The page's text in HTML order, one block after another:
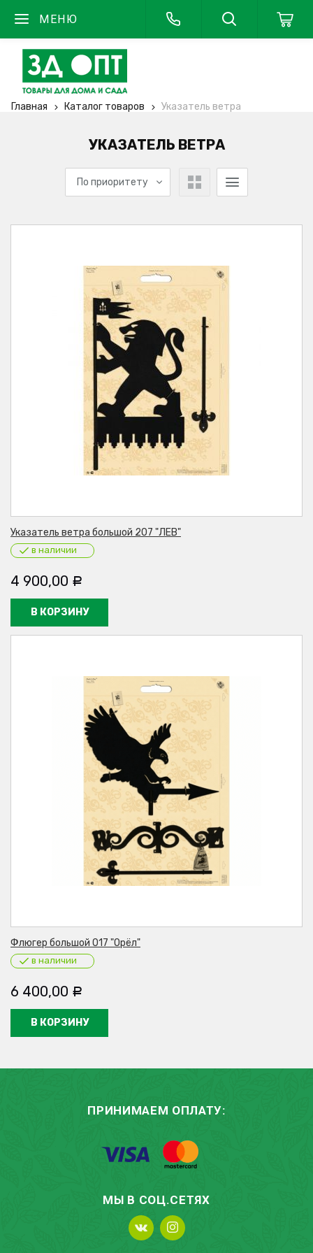
МЕНЮ
Главная Каталог товаров Указатель ветра
УКАЗАТЕЛЬ ВЕТРА
По приоритету
Указатель ветра большой 207 "ЛЕВ"
в наличии
4 900,00 Р
В КОРЗИНУ
Флюгер большой 017 "Орёл"
в наличии
6 400,00 Р
В КОРЗИНУ
ПРИНИМАЕМ ОПЛАТУ:
МЫ В СОЦ.СЕТЯХ